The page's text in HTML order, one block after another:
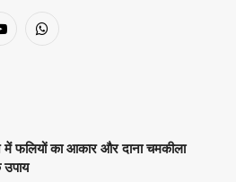
WhatsApp
में फलियों का आकार और दाना चमकीला